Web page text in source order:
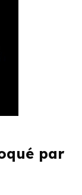
par